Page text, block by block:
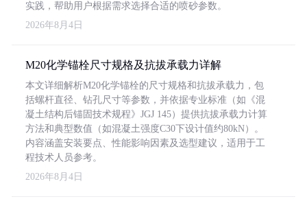
实践，帮助用户根据需求选择合适的喷砂参数。
2026年8月4日
M20化学锚栓尺寸规格及抗拔承载力详解
本文详细解析M20化学锚栓的尺寸规格和抗拔承载力，包
括螺杆直径、钻孔尺寸等参数，并依据专业标准（如《混
凝土结构后锚固技术规程》JGJ 145）提供抗拔承载力计算
方法和典型数值（如混凝土强度C30下设计值约80kN）。
内容涵盖安装要点、性能影响因素及选型建议，适用于工
程技术人员参考。
2026年8月4日